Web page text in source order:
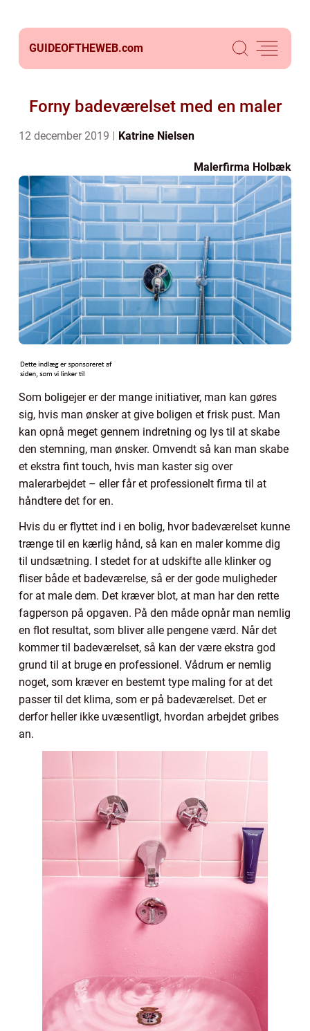
GUIDEOFTHEWEB.com
Forny badeværelset med en maler
12 december 2019 Katrine Nielsen
Malerfirma Holbæk
Som boligejer er der mange initiativer, man kan gøres
sig, hvis man ønsker at give boligen et frisk pust. Man
kan opnå meget gennem indretning og lys til at skabe
den stemning, man ønsker. Omvendt så kan man skabe
et ekstra fint touch, hvis man kaster sig over
malerarbejdet – eller får et professionelt firma til at
håndtere det for en.
Hvis du er flyttet ind i en bolig, hvor badeværelset kunne
trænge til en kærlig hånd, så kan en maler komme dig
til undsætning. I stedet for at udskifte alle klinker og
fliser både et badeværelse, så er der gode muligheder
for at male dem. Det kræver blot, at man har den rette
fagperson på opgaven. På den måde opnår man nemlig
en flot resultat, som bliver alle pengene værd. Når det
kommer til badeværelset, så kan der være ekstra god
grund til at bruge en professionel. Vådrum er nemlig
noget, som kræver en bestemt type maling for at det
passer til det klima, som er på badeværelset. Det er
derfor heller ikke uvæsentligt, hvordan arbejdet gribes
an.